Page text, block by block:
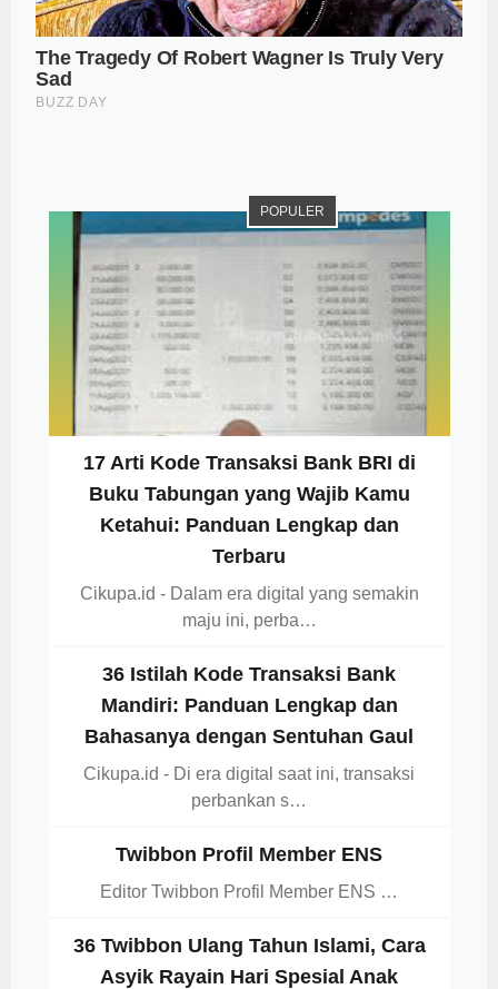
POPULER
17 Arti Kode Transaksi Bank BRI di
Buku Tabungan yang Wajib Kamu
Ketahui: Panduan Lengkap dan
Terbaru
Cikupa.id - Dalam era digital yang semakin
maju ini, perba…
36 Istilah Kode Transaksi Bank
Mandiri: Panduan Lengkap dan
Bahasanya dengan Sentuhan Gaul
Cikupa.id - Di era digital saat ini, transaksi
perbankan s…
Twibbon Profil Member ENS
Editor Twibbon Profil Member ENS …
36 Twibbon Ulang Tahun Islami, Cara
Asyik Rayain Hari Spesial Anak